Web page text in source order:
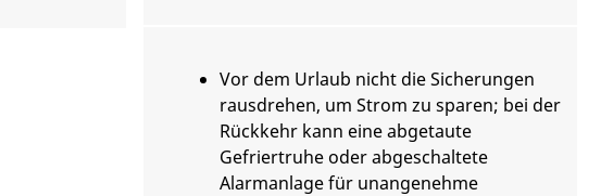
Vor dem Urlaub nicht die Sicherungen
rausdrehen, um Strom zu sparen; bei der
Rückkehr kann eine abgetaute
Gefriertruhe oder abgeschaltete
Alarmanlage für unangenehme